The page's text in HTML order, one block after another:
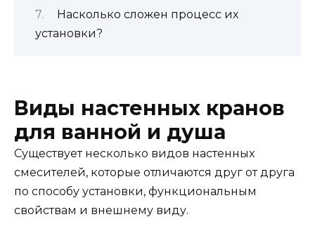
Насколько сложен процесс их
установки?
Виды настенных кранов
для ванной и душа
Существует несколько видов настенных
смесителей, которые отличаются друг от друга
по способу установки, функциональным
свойствам и внешнему виду.